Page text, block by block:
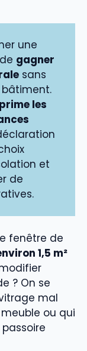
une
gagner
sans
bâtiment.
les
et
de
fenêtre de
1,5 m²
? On se
mal
ou qui